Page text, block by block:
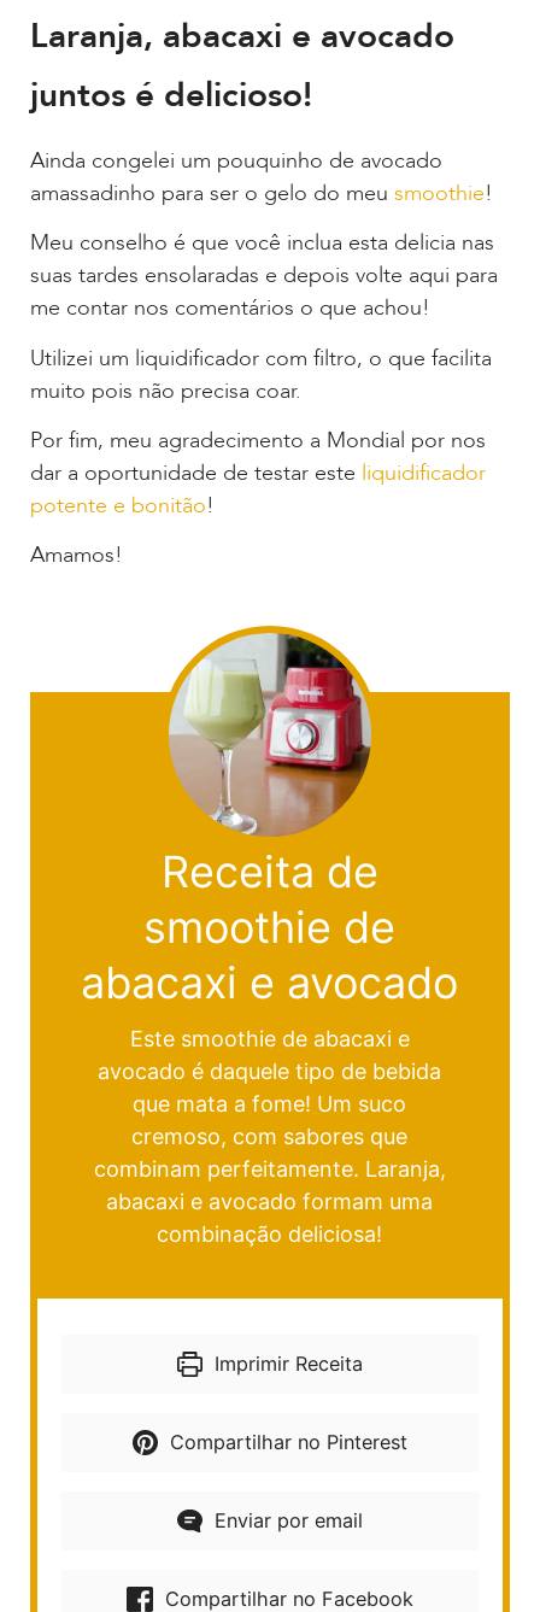
Laranja, abacaxi e avocado
juntos é delicioso!
Ainda congelei um pouquinho de avocado
amassadinho para ser o gelo do meu smoothie!
Meu conselho é que você inclua esta delicia nas
suas tardes ensolaradas e depois volte aqui para
me contar nos comentários o que achou!
Utilizei um liquidificador com filtro, o que facilita
muito pois não precisa coar.
Por fim, meu agradecimento a Mondial por nos
dar a oportunidade de testar este liquidificador
potente e bonitão!
Amamos!
Receita de
smoothie de
abacaxi e avocado
Este smoothie de abacaxi e
avocado é daquele tipo de bebida
que mata a fome! Um suco
cremoso, com sabores que
combinam perfeitamente. Laranja,
abacaxi e avocado formam uma
combinação deliciosa!
Imprimir Receita
Compartilhar no Pinterest
Enviar por email
Compartilhar no Facebook